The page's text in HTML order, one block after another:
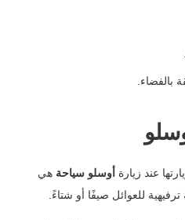
بالفضاء.
عند زيارة أوسلو سياحة هي
للعوائل صيفًا أو شتاءً.